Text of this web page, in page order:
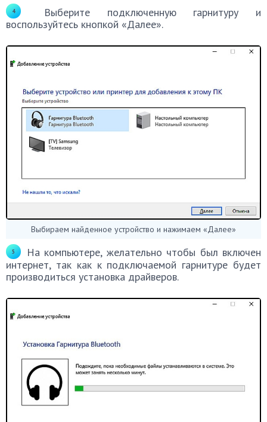
Выберите подключенную гарнитуру и
воспользуйтесь кнопкой «Далее».
Выбираем найденное устройство и нажимаем «Далее»
На компьютере, желательно чтобы был включен
интернет, так как к подключаемой гарнитуре будет
производиться установка драйверов.